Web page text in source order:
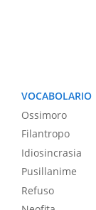
VOCABOLARIO
Ossimoro
Filantropo
Idiosincrasia
Pusillanime
Refuso